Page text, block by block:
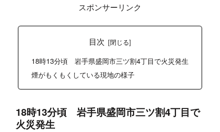
スポンサーリンク
目次
18時13分頃 岩手県盛岡市三ツ割4丁目で火災発生
煙がもくもくしている現地の様子
18時13分頃 岩手県盛岡市三ツ割4丁目で
火災発生